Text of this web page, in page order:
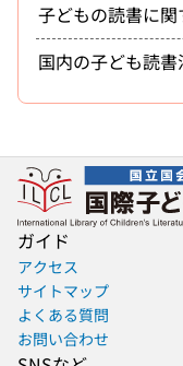
子どもの読書に
国内の子ども読
ガイド
アクセス
サイトマップ
よくある質問
お問い合わせ